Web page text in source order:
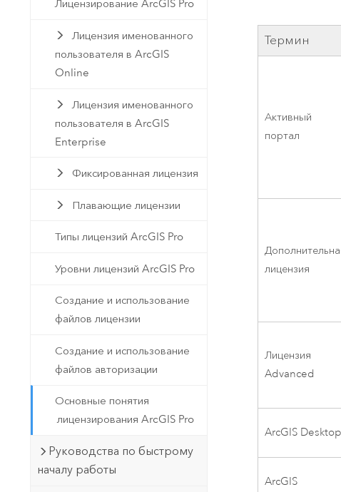
Фундаментальная система для
Технология Developer
Лицензирование ArcGIS Pro
Лицензия именованного
пользователя в ArcGIS
Online
Лицензия именованного
пользователя в ArcGIS
Enterprise
Фиксированная лицензия
Плавающие лицензии
Типы лицензий ArcGIS Pro
Уровни лицензий ArcGIS Pro
Создание и использование
файлов лицензии
Создание и использование
файлов авторизации
Основные понятия
лицензирования ArcGIS Pro
Руководства по быстрому
началу работы
Термин
Активный
портал
лицензия
Лицензия
Advanced
ArcGIS Desktop
ArcGIS